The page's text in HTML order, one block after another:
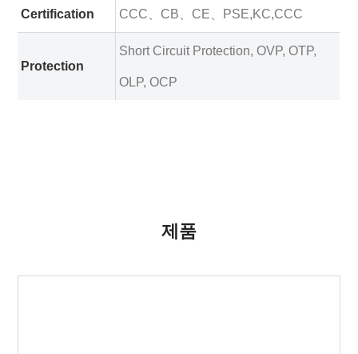
Certification CCC、CB、CE、PSE,KC,CCC
Protection
Short Circuit Protection, OVP, OTP,
OLP, OCP
제품